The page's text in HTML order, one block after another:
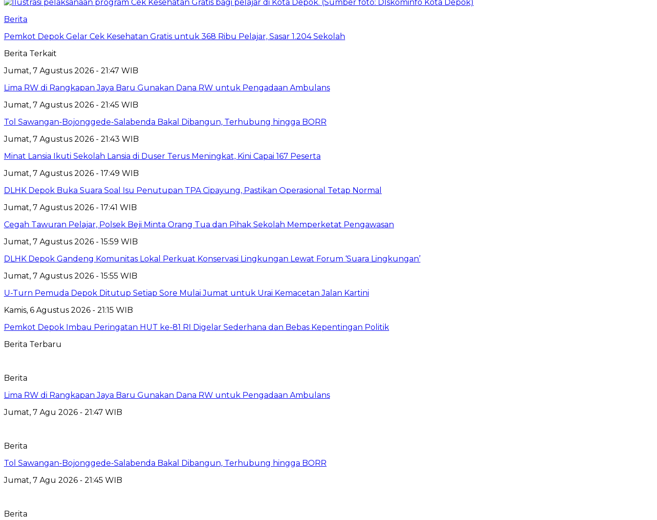
Berita
Pemkot Depok Gelar Cek Kesehatan Gratis untuk 368 Ribu Pelajar, Sasar 1.204 Sekolah
Berita Terkait
Jumat, 7 Agustus 2026 - 21:47 WIB
Lima RW di Rangkapan Jaya Baru Gunakan Dana RW untuk Pengadaan Ambulans
Jumat, 7 Agustus 2026 - 21:45 WIB
Tol Sawangan-Bojonggede-Salabenda Bakal Dibangun, Terhubung hingga BORR
Jumat, 7 Agustus 2026 - 21:43 WIB
Minat Lansia Ikuti Sekolah Lansia di Duser Terus Meningkat, Kini Capai 167 Peserta
Jumat, 7 Agustus 2026 - 17:49 WIB
DLHK Depok Buka Suara Soal Isu Penutupan TPA Cipayung, Pastikan Operasional Tetap Normal
Jumat, 7 Agustus 2026 - 17:41 WIB
Cegah Tawuran Pelajar, Polsek Beji Minta Orang Tua dan Pihak Sekolah Memperketat Pengawasan
Jumat, 7 Agustus 2026 - 15:59 WIB
DLHK Depok Gandeng Komunitas Lokal Perkuat Konservasi Lingkungan Lewat Forum ‘Suara Lingkungan’
Jumat, 7 Agustus 2026 - 15:55 WIB
U-Turn Pemuda Depok Ditutup Setiap Sore Mulai Jumat untuk Urai Kemacetan Jalan Kartini
Kamis, 6 Agustus 2026 - 21:15 WIB
Pemkot Depok Imbau Peringatan HUT ke-81 RI Digelar Sederhana dan Bebas Kepentingan Politik
Berita Terbaru
Berita
Lima RW di Rangkapan Jaya Baru Gunakan Dana RW untuk Pengadaan Ambulans
Jumat, 7 Agu 2026 - 21:47 WIB
Berita
Tol Sawangan-Bojonggede-Salabenda Bakal Dibangun, Terhubung hingga BORR
Jumat, 7 Agu 2026 - 21:45 WIB
Berita